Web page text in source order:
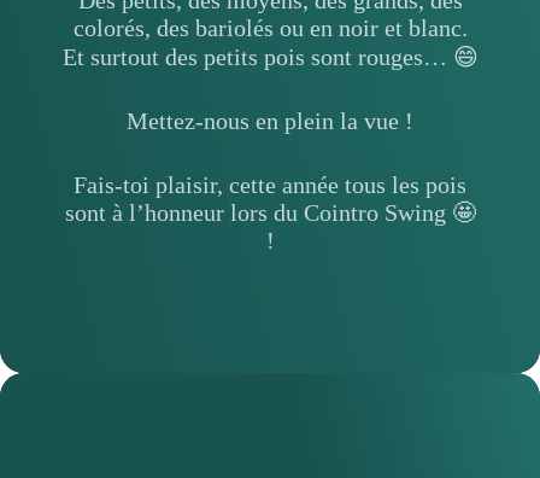
colorés, des bariolés ou en noir et blanc.
Et surtout des petits pois sont rouges… 😄
Mettez-nous en plein la vue !
Fais-toi plaisir, cette année tous les pois
sont à l’honneur lors du Cointro Swing 🤩
!